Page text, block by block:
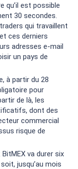
qu’il est possible
30 secondes.
qui travaillent
ces derniers
adresses e-mail
un pays de
à partir du 28
pour
de là, les
dont des
commercial
risque de
va durer six
jusqu’au mois